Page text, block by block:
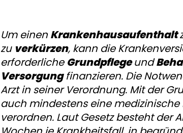
Um einen Krankenhausaufenthalt
zu verkürzen, kann die
erforderliche Grundpflegeund
Versorgungfinanzieren. Die
Arzt in seiner Verordnung. Mit der
auch mindestens eine
verordnen. Laut Gesetz besteht der